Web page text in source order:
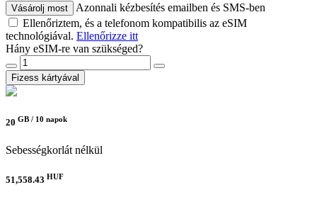
Vásárolj most
Azonnali kézbesítés emailben és SMS-ben
Ellenőriztem, és a telefonom kompatibilis az eSIM
technológiával. Ellenőrizze itt
Hány eSIM-re van szükséged?
Fizess kártyával
20 GB / 10 napok
Sebességkorlát nélkül
51,558.43 HUF